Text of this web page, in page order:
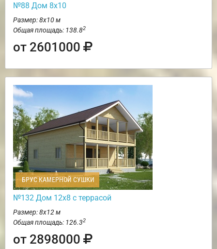
№88 Дом 8х10
Размер: 8х10 м
Общая площадь: 138.82
от 2601000
БРУС КАМЕРНОЙ СУШКИ
№132 Дом 12х8 с террасой
Размер: 8х12 м
Общая площадь: 126.32
от 2898000